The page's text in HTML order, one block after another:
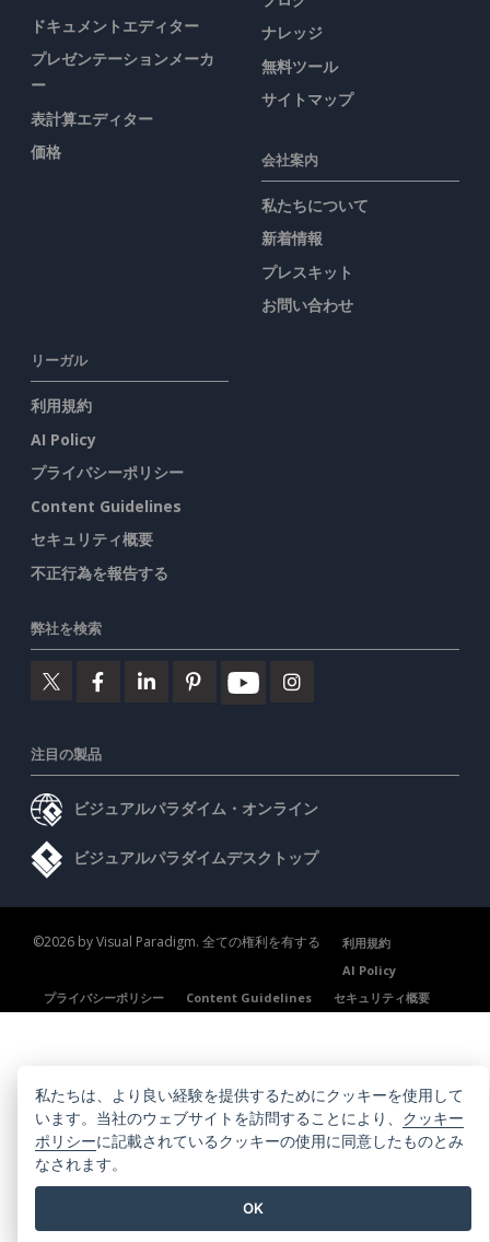
ドキュメントエディター
プレゼンテーションメーカ
ー
表計算エディター
価格
ナレッジ
無料ツール
サイトマップ
会社案内
私たちについて
新着情報
プレスキット
お問い合わせ
リーガル
利用規約
AI Policy
プライバシーポリシー
Content Guidelines
セキュリティ概要
不正行為を報告する
弊社を検索
注目の製品
ビジュアルパラダイム・オンライン
ビジュアルパラダイムデスクトップ
©2026 by Visual Paradigm. 全ての権利を有する
利用規約
AI Policy
プライバシーポリシー
Content Guidelines セキュリティ概要
私たちは、より良い経験を提供するためにクッキーを使用して
います。当社のウェブサイトを訪問することにより、 クッキー
ポリシーに記載されているクッキーの使用に同意したものとみ
なされます。
OK